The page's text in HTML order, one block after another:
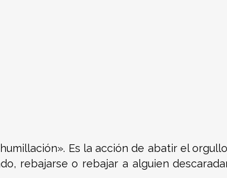
Es la acción de abatir el
rebajarse o rebajar a alguien